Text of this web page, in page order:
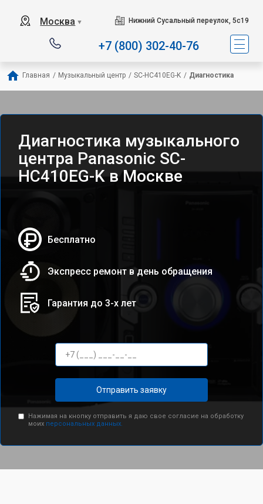
Москва ▼ Нижний Сусальный переулок, 5с19
+7 (800) 302-40-76
Главная / Музыкальный центр / SC-HC410EG-K / Диагностика
Диагностика музыкального
центра Panasonic SC-
HC410EG-K в Москве
Бесплатно
Экспресс ремонт в день обращения
Гарантия до 3-х лет
Отправить заявку
Нажимая на кнопку отправить я даю свое согласие на обработку
моих персональных данных.